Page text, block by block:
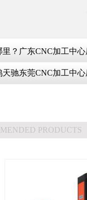
？广东CNC加工中
驰东莞CNC加工中
PRODUCTS